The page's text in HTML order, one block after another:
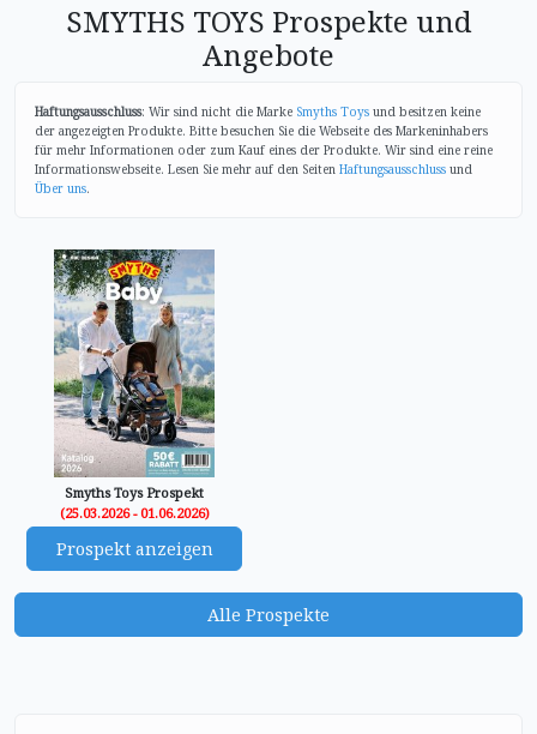
SMYTHS TOYS Prospekte und
Angebote
Haftungsausschluss: Wir sind nicht die Marke Smyths Toys und besitzen keine
der angezeigten Produkte. Bitte besuchen Sie die Webseite des Markeninhabers
für mehr Informationen oder zum Kauf eines der Produkte. Wir sind eine reine
Informationswebseite. Lesen Sie mehr auf den Seiten Haftungsausschluss und
Über uns.
Smyths Toys Prospekt
(25.03.2026 - 01.06.2026)
Prospekt anzeigen
Alle Prospekte